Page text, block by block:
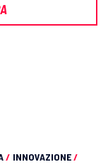
/ INNOVAZIONE/